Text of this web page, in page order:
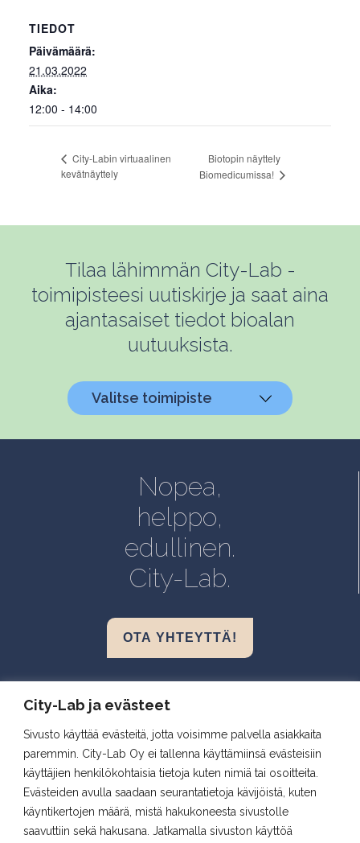
City-Lab ja evästeet
Sivusto käyttää evästeitä, jotta voisimme palvella asiakkaita
paremmin. City-Lab Oy ei tallenna käyttämiinsä evästeisiin
käyttäjien henkilökohtaisia tietoja kuten nimiä tai osoitteita.
Evästeiden avulla saadaan seurantatietoja kävijöistä, kuten
käyntikertojen määrä, mistä hakukoneesta sivustolle
saavuttiin sekä hakusana. Jatkamalla sivuston käyttöä
TIEDOT
Päivämäärä:
21.03.2022
Aika:
12:00 - 14:00
City-Labin virtuaalinen
kevätnäyttely
Biotopin näyttely
Biomedicumissa!
Tilaa lähimmän City-Lab -
toimipisteesi uutiskirje ja saat aina
ajantasaiset tiedot bioalan
uutuuksista.
Valitse toimipiste
Helsinki, Biokeskus 1
Kuopio, Snellmania
Oulu, Aapistie
Turku, BioCity
Nopea,
helppo,
edullinen.
City-Lab.
OTA YHTEYTTÄ!
Snellmania, Kuopio
Aapistie, Oulu
BioCity, Turku
Seuraa meitä